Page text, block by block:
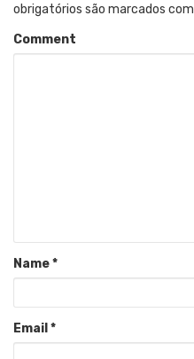
obrigatórios são marcados com
Comment
Name*
Email *